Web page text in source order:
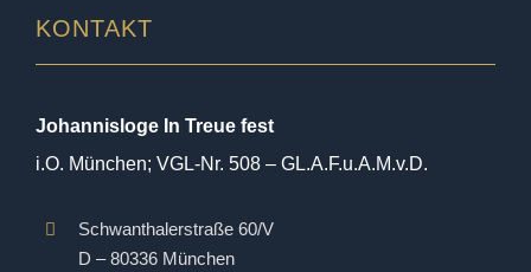
KONTAKT
Johannisloge In Treue fest
i.O. München; VGL-Nr. 508 – GL.A.F.u.A.M.v.D.
Schwanthalerstraße 60/V
D – 80336 München